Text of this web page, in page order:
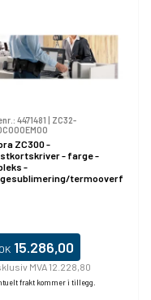
4471481 | ZC32-
ZC300 -
- farge -
-
termooverf
kort - USB 2.0, LAN
15.286,00
MVA 12.228,80
frakt kommer i tillegg.